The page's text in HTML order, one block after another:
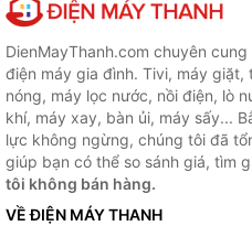
DienMayThanh.com chuyên
điện máy gia đình. Tivi, máy
nóng, máy lọc nước, nồi điện, lò
khí, máy xay, bàn ủi, máy sấy...
lực không ngừng, chúng tôi đã
giúp bạn có thể so sánh giá, tìm
tôi không bán hàng.
VỀ ĐIỆN MÁY THANH